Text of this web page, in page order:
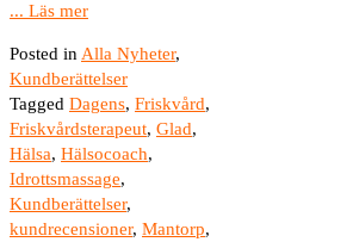
... Läs mer
Posted in Alla Nyheter,
Kundberättelser
Tagged Dagens, Friskvård,
Friskvårdsterapeut, Glad,
Hälsa, Hälsocoach,
Idrottsmassage,
Kundberättelser,
kundrecensioner, Mantorp,